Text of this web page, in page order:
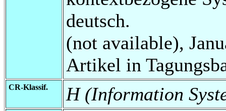
deutsch.
(not available),
Artikel in
CR-Klassif. H (Information